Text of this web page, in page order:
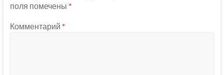
поля помечены *
Комментарий *